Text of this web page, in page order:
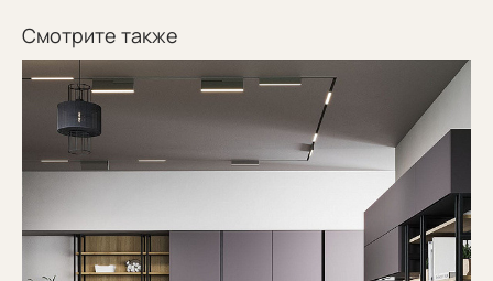
Смотрите также
Вы можете связаться с нами любым
удобным для вас способом:
Ежедневно с 09:00 до 19:00
+7 (495) 902-53-33
Мессенджеры: